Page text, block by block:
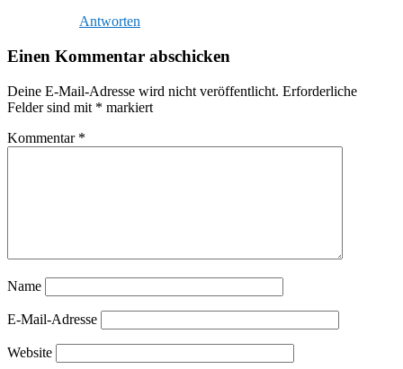
Antworten
Einen Kommentar abschicken
Deine E-Mail-Adresse wird nicht veröffentlicht. Erforderliche
Felder sind mit * markiert
Kommentar *
Name
E-Mail-Adresse
Website